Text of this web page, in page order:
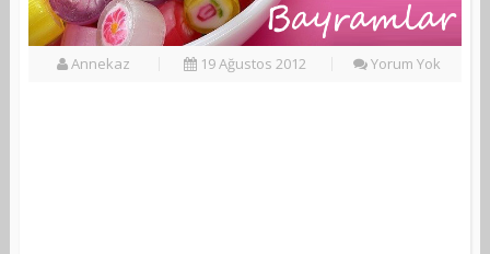
Annekaz 19 Ağustos 2012 Yorum Yok